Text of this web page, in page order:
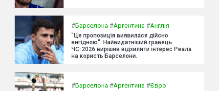
#Барселона #Аргентина #Англія
"Ця пропозиція виявилася дійсно
вигідною". Найвидатніший гравець
ЧС-2026 вирішив відхилити інтерес Реала
на користь Барселони.
#Барселона #Аргентина #Євро